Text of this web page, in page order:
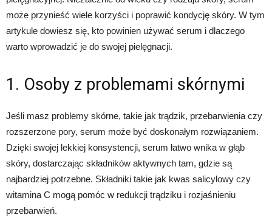
może przynieść wiele korzyści i poprawić kondycję skóry. W tym
artykule dowiesz się, kto powinien używać serum i dlaczego
warto wprowadzić je do swojej pielęgnacji.
1. Osoby z problemami skórnymi
Jeśli masz problemy skórne, takie jak trądzik, przebarwienia czy
rozszerzone pory, serum może być doskonałym rozwiązaniem.
Dzięki swojej lekkiej konsystencji, serum łatwo wnika w głąb
skóry, dostarczając składników aktywnych tam, gdzie są
najbardziej potrzebne. Składniki takie jak kwas salicylowy czy
witamina C mogą pomóc w redukcji trądziku i rozjaśnieniu
przebarwień.